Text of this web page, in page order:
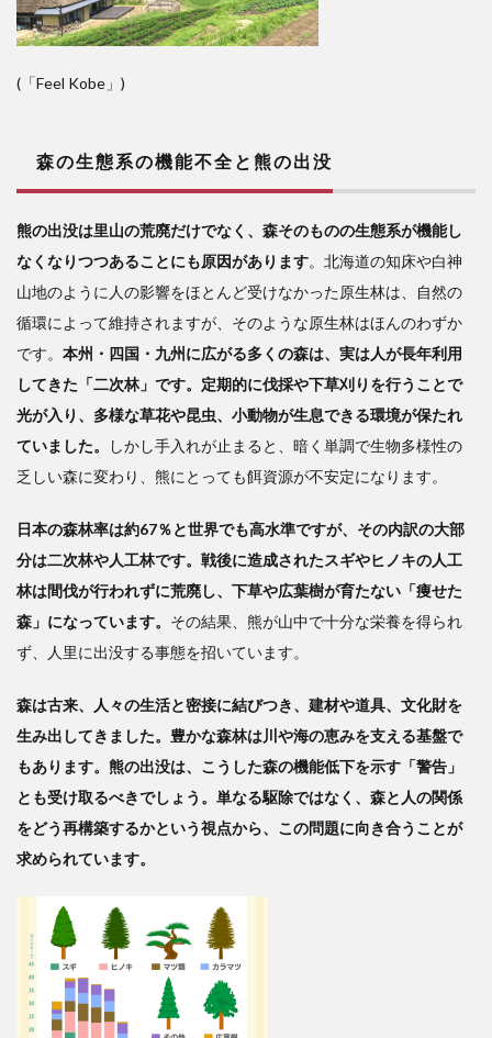
(「Feel Kobe」)
森の生態系の機能不全と熊の出没
熊の出没は里山の荒廃だけでなく、森そのものの生態系が機能し
なくなりつつあることにも原因があります。北海道の知床や白神
山地のように人の影響をほとんど受けなかった原生林は、自然の
循環によって維持されますが、そのような原生林はほんのわずか
です。 本州・四国・九州に広がる多くの森は、実は人が長年利用
してきた「二次林」です。定期的に伐採や下草刈りを行うことで
光が入り、多様な草花や昆虫、小動物が生息できる環境が保たれ
ていました。
しかし手入れが止まると、暗く単調で生物多様性の
乏しい森に変わり、熊にとっても餌資源が不安定になります。
日本の森林率は約67％と世界でも高水準ですが、その内訳の大部
分は二次林や人工林です。戦後に造成されたスギやヒノキの人工
林は間伐が行われずに荒廃し、下草や広葉樹が育たない「痩せた
森」になっています。 その結果、熊が山中で十分な栄養を得られ
ず、人里に出没する事態を招いています。
森は古来、人々の生活と密接に結びつき、建材や道具、文化財を
生み出してきました。豊かな森林は川や海の恵みを支える基盤で
もあります。熊の出没は、こうした森の機能低下を示す「警告」
とも受け取るべきでしょう。単なる駆除ではなく、森と人の関係
をどう再構築するかという視点から、この問題に向き合うことが
求められています。